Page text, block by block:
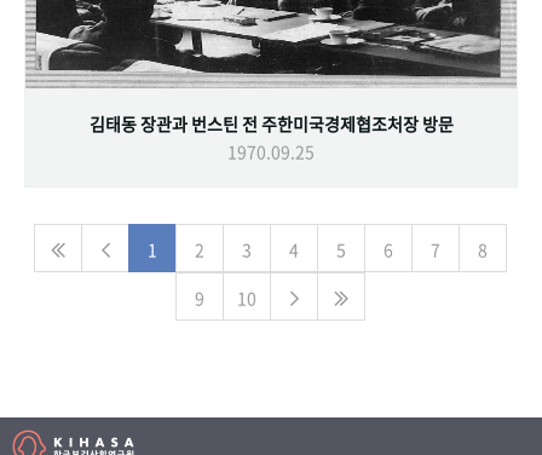
김태동 장관과 번스틴 전 주한미국경제협조처장 방문
1970.09.25
1 2 3 4 5 6 7
8
9
10